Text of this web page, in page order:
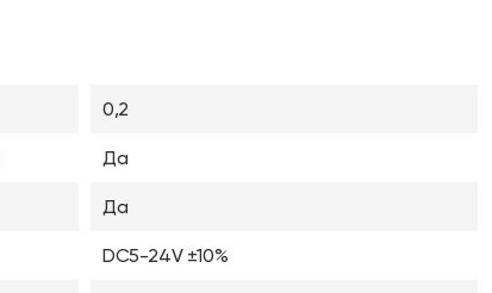
0,2
Да
Да
DC5-24V ±10%